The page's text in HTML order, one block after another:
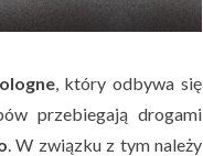
, który odbywa się
przebiegają drogami
. W związku z tym należy